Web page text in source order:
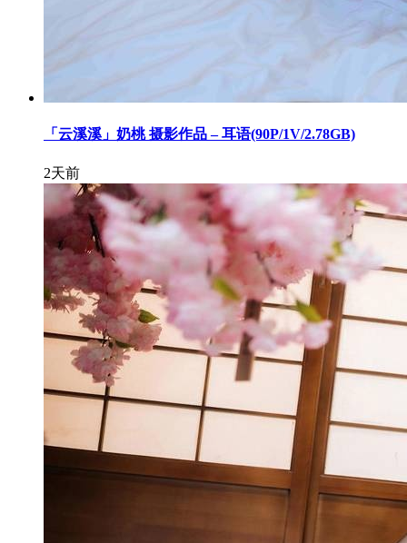
「云溪溪」奶桃 摄影作品 – 耳语(90P/1V/2.78GB)
2天前